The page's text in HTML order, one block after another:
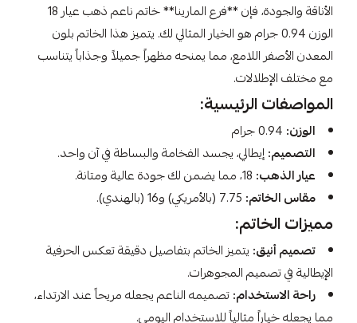
الأناقة والجودة، فإن **فرع المارينا** خاتم ناعم ذهب عيار 18
الوزن 0.94 جرام هو الخيار المثالي لك. يتميز هذا الخاتم بلون
المعدن الأصفر اللامع، مما يمنحه مظهراً جميلاً وجذاباً يتناسب
مع مختلف الإطلالات.
المواصفات الرئيسية:
الوزن:
التصميم:إيطالي، يجسد الفخامة والبساطة في آن واحد.
عيار الذهب:
مقاس الخاتم:
مميزات الخاتم:
تصميم أنيق: يتميز الخاتم بتفاصيل دقيقة تعكس الحرفية
الإيطالية في تصميم المجوهرات.
راحة الاستخدام:تصميمه الناعم يجعله مريحاً عند الارتداء،
مما يجعله خياراً مثالياً للاستخدام اليومي.